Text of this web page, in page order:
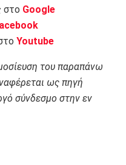
στο Google
Youtube
του παραπάνω
ως πηγή
σύνδεσμο στην εν